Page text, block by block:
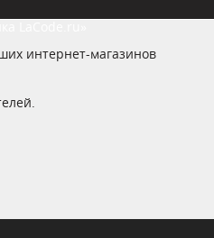
интернет-магазинов